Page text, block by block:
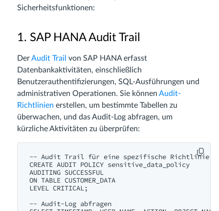
Sicherheitsfunktionen:
1. SAP HANA Audit Trail
DerAudit Trail von SAP HANA erfasst
Datenbankaktivitäten, einschließlich
Benutzerauthentifizierungen, SQL-Ausführungen und
administrativen Operationen. Sie können Audit-
Richtlinien erstellen, um bestimmte Tabellen zu
überwachen, und das Audit-Log abfragen, um
kürzliche Aktivitäten zu überprüfen:
-- Audit Trail für eine spezifische Richtlinie
CREATE AUDIT POLICY sensitive_data_policy
AUDITING SUCCESSFUL
ON TABLE CUSTOMER_DATA
LEVEL CRITICAL;
-- Audit-Log abfragen